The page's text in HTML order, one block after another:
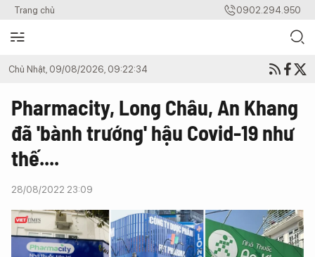
Trang chủ 0902.294.950
Chủ Nhật, 09/08/2026, 09:22:34
Pharmacity, Long Châu, An Khang
đã 'bành trướng' hậu Covid-19 như
thế....
28/08/2022 23:09